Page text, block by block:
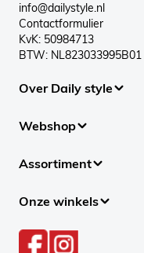
info@dailystyle.nl
Contactformulier
KvK: 50984713
BTW: NL823033995B01
Over Daily style
Webshop
Assortiment
Onze winkels